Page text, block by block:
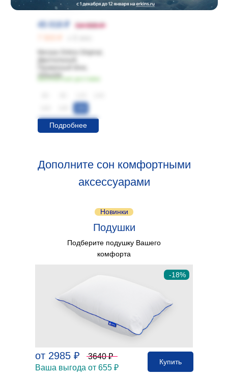
Подробнее
45 018 ₽ 54 900 ₽
200х200
Бесплатная доставка
Подушки
Купить
Подберите подушку Вашего
комфорта
Новинки
от 2985 ₽
3640 ₽
Ваша выгода от 655 ₽
-18%
Дополните сон комфортными
аксессуарами